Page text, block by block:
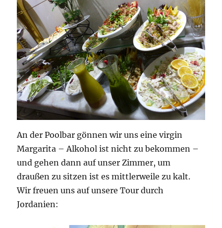
An der Poolbar gönnen wir uns eine virgin
Margarita – Alkohol ist nicht zu bekommen –
und gehen dann auf unser Zimmer, um
draußen zu sitzen ist es mittlerweile zu kalt.
Wir freuen uns auf unsere Tour durch
Jordanien: